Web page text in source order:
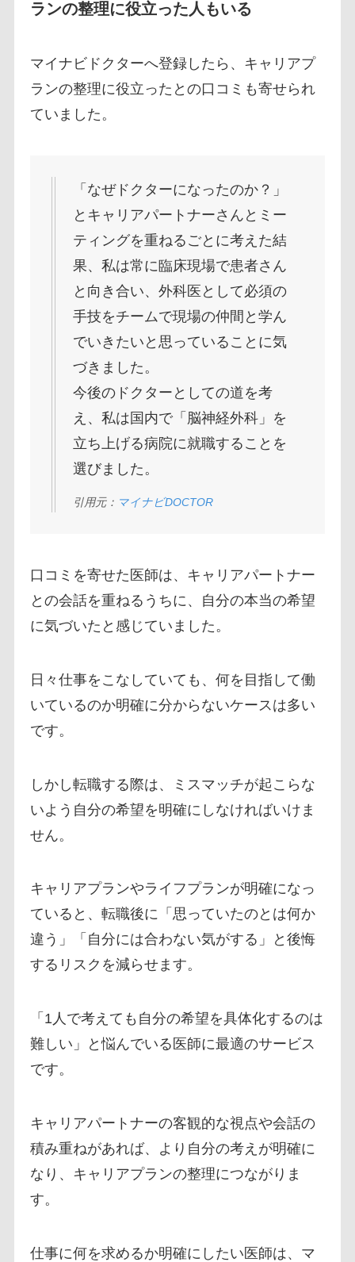
ランの整理に役立った人もいる
マイナビドクターへ登録したら、キャリアプ
ランの整理に役立ったとの口コミも寄せられ
ていました。
「なぜドクターになったのか？」
とキャリアパートナーさんとミー
ティングを重ねるごとに考えた結
果、私は常に臨床現場で患者さん
と向き合い、外科医として必須の
手技をチームで現場の仲間と学ん
でいきたいと思っていることに気
づきました。
今後のドクターとしての道を考
え、私は国内で「脳神経外科」を
立ち上げる病院に就職することを
選びました。
引用元： マイナビDOCTOR
口コミを寄せた医師は、キャリアパートナー
との会話を重ねるうちに、自分の本当の希望
に気づいたと感じていました。
日々仕事をこなしていても、何を目指して働
いているのか明確に分からないケースは多い
です。
しかし転職する際は、ミスマッチが起こらな
いよう自分の希望を明確にしなければいけま
せん。
キャリアプランやライフプランが明確になっ
ていると、転職後に「思っていたのとは何か
違う」「自分には合わない気がする」と後悔
するリスクを減らせます。
「1人で考えても自分の希望を具体化するのは
難しい」と悩んでいる医師に最適のサービス
です。
キャリアパートナーの客観的な視点や会話の
積み重ねがあれば、より自分の考えが明確に
なり、キャリアプランの整理につながりま
す。
仕事に何を求めるか明確にしたい医師は、マ